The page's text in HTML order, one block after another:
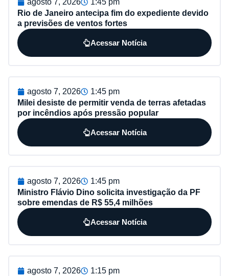
agosto 7, 2026
1:45 pm
Rio de Janeiro antecipa fim do expediente devido
a previsões de ventos fortes
Acessar Notícia
agosto 7, 2026
1:45 pm
Milei desiste de permitir venda de terras afetadas
por incêndios após pressão popular
Acessar Notícia
agosto 7, 2026
1:45 pm
Ministro Flávio Dino solicita investigação da PF
sobre emendas de R$ 55,4 milhões
Acessar Notícia
agosto 7, 2026
1:15 pm